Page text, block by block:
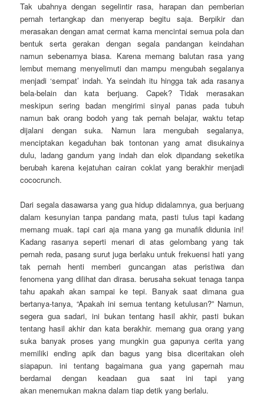
Tak ubahnya dengan segelintir rasa, harapan dan pemberian
pernah tertangkap dan menyerap begitu saja. Berpikir dan
merasakan dengan amat cermat karna mencintai semua pola dan
bentuk serta gerakan dengan segala pandangan keindahan
namun sebenarnya biasa. Karena memang balutan rasa yang
lembut memang menyelimuti dan mampu mengubah segalanya
menjadi ‘sempat’ indah. Ya seindah itu hingga tak ada rasanya
bela-belain dan kata berjuang. Capek? Tidak merasakan
meskipun sering badan mengirimi sinyal panas pada tubuh
namun bak orang bodoh yang tak pernah belajar, waktu tetap
dijalani dengan suka. Namun lara mengubah segalanya,
menciptakan kegaduhan bak tontonan yang amat disukainya
dulu, ladang gandum yang indah dan elok dipandang seketika
berubah karena kejatuhan cairan coklat yang berakhir menjadi
cococrunch.
Dari segala dasawarsa yang gua hidup didalamnya, gua berjuang
dalam kesunyian tanpa pandang mata, pasti tulus tapi kadang
memang muak. tapi cari aja mana yang ga munafik didunia ini!
Kadang rasanya seperti menari di atas gelombang yang tak
pernah reda, pasang surut juga berlaku untuk frekuensi hati yang
tak pernah henti memberi guncangan atas peristiwa dan
fenomena yang dilihat dan dirasa. berusaha sekuat tenaga tanpa
tahu apakah akan sampai ke tepi. Banyak saat dimana gua
bertanya-tanya, “Apakah ini semua tentang ketulusan?” Namun,
segera gua sadari, ini bukan tentang hasil akhir, pasti bukan
tentang hasil akhir dan kata berakhir. memang gua orang yang
suka banyak proses yang mungkin gua gapunya cerita yang
memiliki ending apik dan bagus yang bisa diceritakan oleh
siapapun. ini tentang bagaimana gua yang gapernah mau
berdamai dengan keadaan gua saat ini tapi yang
akan menemukan makna dalam tiap detik yang berlalu.